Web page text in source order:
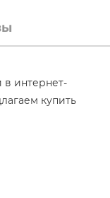
в интернет-
купить